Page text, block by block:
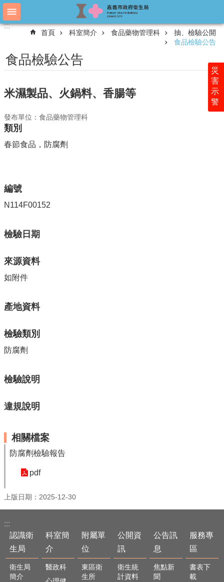
跳到主要內容區塊
進
認
衛
生
局
介
附
位
公
開
資
公
息
服
專
主
區
English
頁
站
導
覽
局
長
:::
災
害
示
警
:::
首頁 科室簡介 食品藥物管理科
抽、檢驗公開
食品檢驗公告
食品檢驗公告
米濕製品、火鍋料、香腸等
發布單位：食品藥物管理科
類別
春節食品，防腐劑
編號
N114F00152
檢驗日期
來源資料
如附件
產地資料
檢驗類別
防腐劑
檢驗說明
違規說明
相關檔案
防腐劑檢驗報告
pdf
上版日期：2025-12-30
:::
認識衛
生局
衛生局
簡介
科室簡
介
醫政科
附屬單
位
東區衛
生所
公開資
訊
衛生統
計資料
公告訊
息
焦點新
聞
服務專
區
書表下
載